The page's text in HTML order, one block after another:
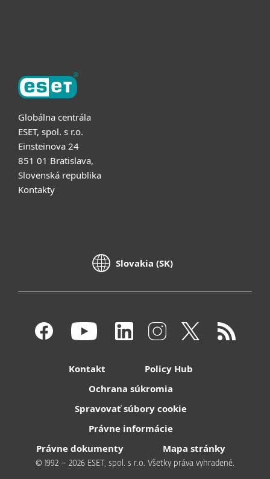
Globálna centrála
ESET, spol. s r.o.
Einsteinova 24
851 01 Bratislava,
Slovenská republika
Kontakty
Slovakia (SK)
Kontakt
Policy Hub
Ochrana súkromia
Spravovať súbory cookie
Právne informácie
Právne dokumenty
Mapa stránky
© 1992 – 2026 ESET, spol. s r.o. Všetky práva vyhradené.